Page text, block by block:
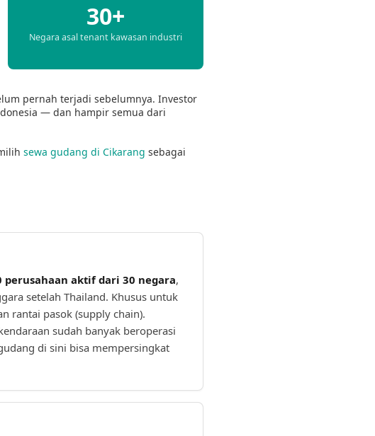
30+
Negara asal tenant kawasan industri
pernah terjadi sebelumnya. Investor
— dan hampir semua dari
sewa gudang di Cikarang sebagai
perusahaan aktif dari 30 negara,
setelah Thailand. Khusus untuk
rantai pasok (supply chain).
sudah banyak beroperasi
di sini bisa mempersingkat